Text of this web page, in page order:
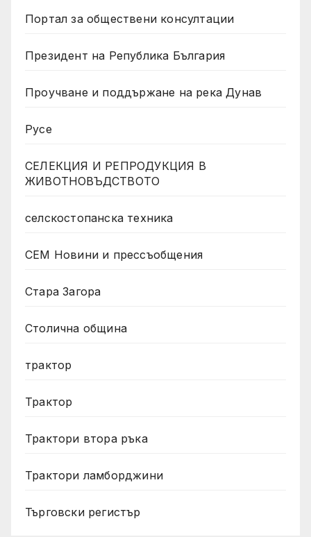
Портал за обществени консултации
Президент на Република България
Проучване и поддържане на река Дунав
Русе
СЕЛЕКЦИЯ И РЕПРОДУКЦИЯ В
ЖИВОТНОВЪДСТВОТО
селскостопанска техника
СЕМ Новини и прессъобщения
Стара Загора
Столична община
трактор
Трактор
Трактори втора ръка
Трактори ламборджини
Търговски регистър